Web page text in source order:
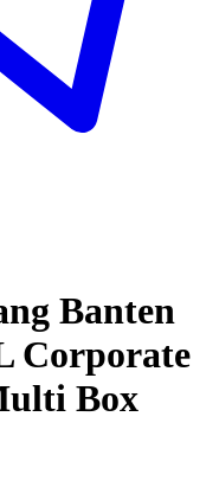
Banten
Corporate
Box